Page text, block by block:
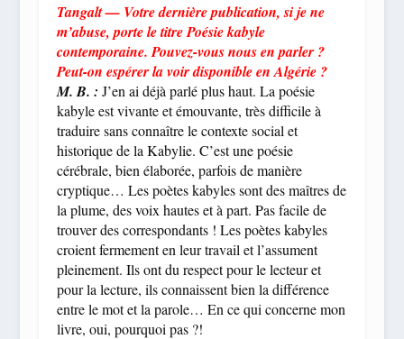
Tangalt — Votre dernière publication, si je ne
m’abuse, porte le titre Poésie kabyle
contemporaine. Pouvez-vous nous en parler ?
Peut-on espérer la voir disponible en Algérie ?
M. B. : J’en ai déjà parlé plus haut. La poésie
kabyle est vivante et émouvante, très difficile à
traduire sans connaître le contexte social et
historique de la Kabylie. C’est une poésie
cérébrale, bien élaborée, parfois de manière
cryptique… Les poètes kabyles sont des maîtres de
la plume, des voix hautes et à part. Pas facile de
trouver des correspondants ! Les poètes kabyles
croient fermement en leur travail et l’assument
pleinement. Ils ont du respect pour le lecteur et
pour la lecture, ils connaissent bien la différence
entre le mot et la parole… En ce qui concerne mon
livre, oui, pourquoi pas ?!